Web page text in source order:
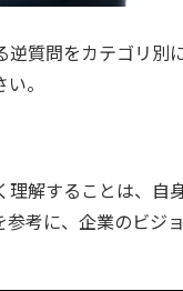
質問をカテゴリ別
。
解することは、自
考に、企業のビジ